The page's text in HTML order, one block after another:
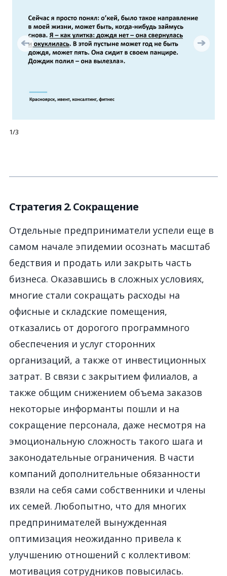
1/3
Стратегия 2. Сокращение
Отдельные предприниматели успели еще в
самом начале эпидемии осознать масштаб
бедствия и продать или закрыть часть
бизнеса. Оказавшись в сложных условиях,
многие стали сокращать расходы на
офисные и складские помещения,
отказались от дорогого программного
обеспечения и услуг сторонних
организаций, а также от инвестиционных
затрат. В связи с закрытием филиалов, а
также общим снижением объема заказов
некоторые информанты пошли и на
сокращение персонала, даже несмотря на
эмоциональную сложность такого шага и
законодательные ограничения. В части
компаний дополнительные обязанности
взяли на себя сами собственники и члены
их семей. Любопытно, что для многих
предпринимателей вынужденная
оптимизация неожиданно привела к
улучшению отношений с коллективом:
мотивация сотрудников повысилась.